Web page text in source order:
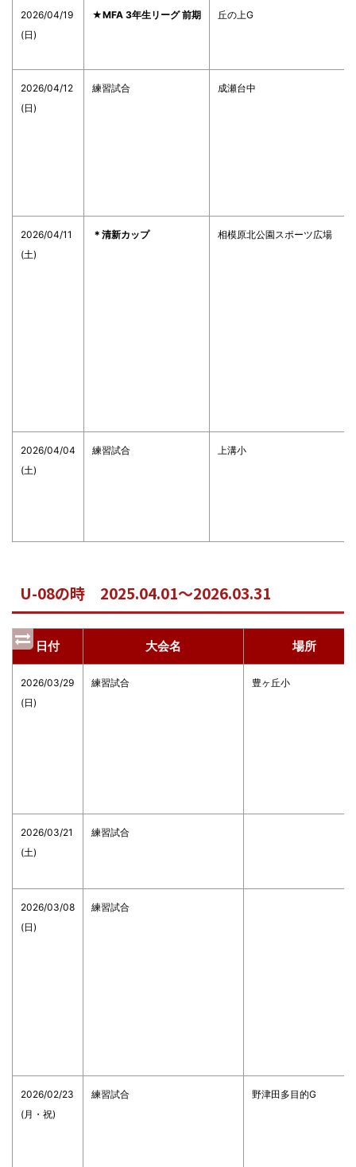
2026/04/19
(日)
★MFA 3年生リーグ 前期 丘の上G
2026/04/12
(日)
練習試合 成瀬台中
2026/04/11
(土)
＊清新カップ 相模原北公園スポーツ広場
2026/04/04
(土)
練習試合 上溝小
U-08の時 2025.04.01～2026.03.31
日付 大会名 場所
2026/03/29
(日)
練習試合 豊ヶ丘小
2026/03/21
(土)
練習試合
2026/03/08
(日)
練習試合
2026/02/23
(月・祝)
練習試合 野津田多目的G